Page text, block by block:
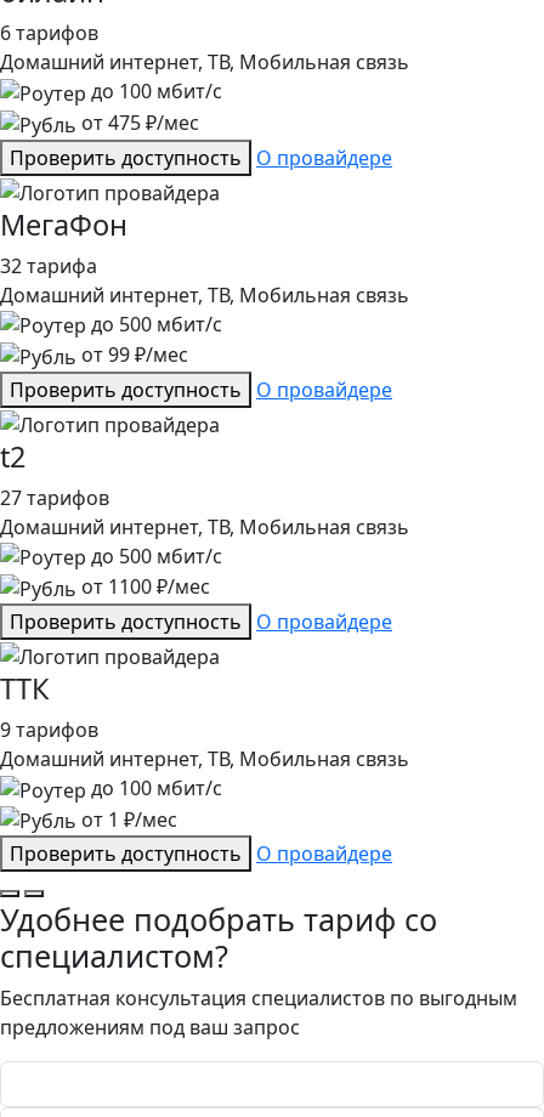
6 тарифов
Домашний интернет, ТВ, Мобильная связь
до 100 мбит/с
от475₽/мес
Проверить доступность
О провайдере
МегаФон
32 тарифа
Домашний интернет, ТВ, Мобильная связь
до 500 мбит/с
от99₽/мес
Проверить доступность
О провайдере
t2
27 тарифов
Домашний интернет, ТВ, Мобильная связь
до 500 мбит/с
от 1100₽/мес
Проверить доступность
О провайдере
ТТК
9 тарифов
Домашний интернет, ТВ, Мобильная связь
до 100 мбит/с
от 1 ₽/мес
Проверить доступность
О провайдере
Удобнее подобрать тариф со
специалистом?
Бесплатная консультация специалистов по выгодным
предложениям под ваш запрос